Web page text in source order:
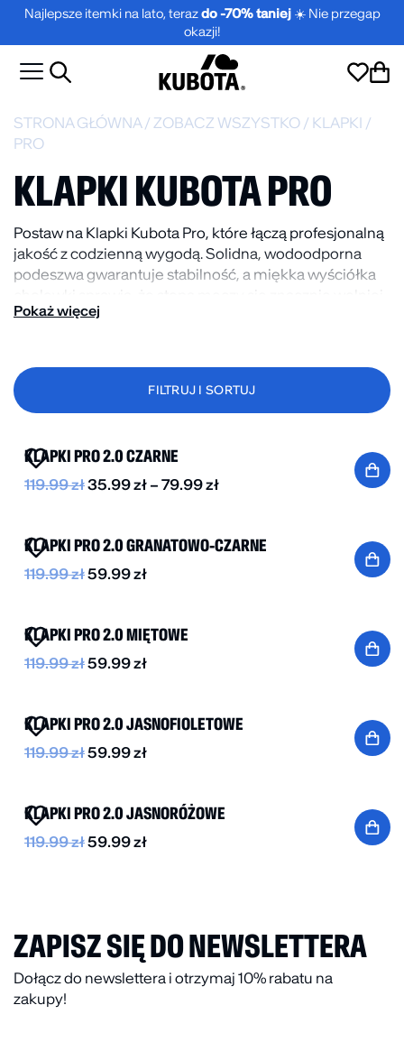
Najlepsze itemki na lato, terazdo -70% taniej☀️ Nie przegap
okazji!
STRONA GŁÓWNA / ZOBACZ WSZYSTKO / KLAPKI /
PRO
KLAPKI KUBOTA PRO
Postaw na Klapki Kubota Pro, które łączą profesjonalną
jakość z codzienną wygodą. Solidna, wodoodporna
podeszwa gwarantuje stabilność, a miękka wyściółka
To model stworzony dla wymagających użytkowników,
Pokaż więcej
FILTRUJ I SORTUJ
BESTSELLER DO -70%
KLAPKI PRO 2.0 CZARNE
119.99zł35.99zł – 79.99zł
KLAPKI PRO 2.0 GRANATOWO-CZARNE
119.99zł59.99zł
KLAPKI PRO 2.0 MIĘTOWE
119.99zł59.99zł
KLAPKI PRO 2.0 JASNOFIOLETOWE
119.99zł59.99zł
KLAPKI PRO 2.0 JASNORÓŻOWE
119.99zł59.99zł
ZAPISZ SIĘ DO NEWSLETTERA
Dołącz do newslettera i otrzymaj 10% rabatu na
zakupy!